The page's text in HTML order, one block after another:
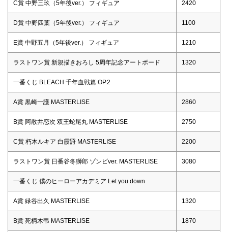
C賞 中野三玖（5年後ver.） フィギュア 2420
D賞 中野四葉（5年後ver.） フィギュア 1100
E賞 中野五月（5年後ver.） フィギュア 1210
ラストワン賞 新規描きおろし 5周年記念アートボード 1320
一番くじ BLEACH 千年血戦篇 OP.2
A賞 黒崎一護 MASTERLISE 2860
B賞 阿散井恋次 双王蛇尾丸 MASTERLISE 2750
C賞 朽木ルキア 白霞罸 MASTERLISE 2200
ラストワン賞 日番谷冬獅郎 ゾンビver. MASTERLISE 3080
一番くじ 僕のヒーローアカデミア Let you down
A賞 緑谷出久 MASTERLISE 1320
B賞 死柄木弔 MASTERLISE 1870